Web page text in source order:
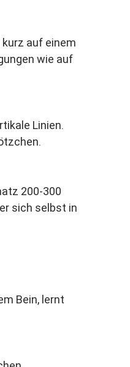
auf einem
wie auf
Linien.
200-300
sich selbst in
Bein, lernt